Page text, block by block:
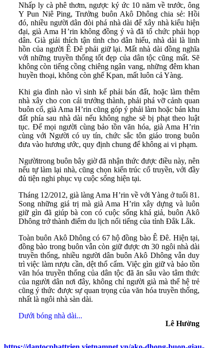
Nhấp ly cà phê thơm, ngược ký ức 10 năm về trước, ông
Y Pun Niê Ping, Trưởng buôn Akô Dhông chia sẻ: Hồi
đó, nhiều người dân đòi phá nhà dài để xây nhà kiểu hiện
đại, già Ama H’rin không đồng ý và đã tổ chức phải họp
dân. Già giải thích tận tình cho dân hiểu, nhà dài là linh
hồn của người Ê Đê phải giữ lại. Mất nhà dài đồng nghĩa
với những truyền thống tốt đẹp của dân tộc cũng mất. Sẽ
không còn tiếng cồng chiêng ngân vang, những đêm khan
huyền thoại, không còn ghế Kpan, mất luôn cả Yàng.
Khi gia đình nào vì sinh kế phải bán đất, hoặc làm thêm
nhà xây cho con cái trưởng thành, phải phá vỡ cảnh quan
buôn cổ, già Ama H’rin cũng góp ý phải làm hoặc bán khu
đất phía sau nhà dài nếu không nghe sẽ bị phạt theo luật
tục. Để mọi người cùng bảo tồn văn hóa, già Ama H’rin
cùng với Người có uy tín, chức sắc tôn giáo trong buôn
đưa vào hương ước, quy định chung để không ai vi phạm.
Ngườitrong buôn bây giờ đã nhận thức được điều này, nên
nếu tự làm lại nhà, cũng chọn kiến trúc cổ truyền, với đầy
đủ tiện nghi phục vụ cuộc sống hiện tại.
Tháng 12/2012, già làng Ama H’rin về với Yàng ở tuổi 81.
Song những giá trị mà già Ama H’rin xây dựng và luôn
giữ gìn đã giúp bà con có cuộc sống khá giả, buôn Akô
Dhông trở thành điểm du lịch nổi tiếng của tỉnh Đắk Lắk.
Toàn buôn Akô Dhông có 67 hộ đồng bào Ê Đê. Hiện tại,
đồng bào trong buôn vẫn còn giữ được ơn 30 ngôi nhà dài
truyền thống, nhiều người dân buôn Akô Dhông vẫn duy
trì việc làm rượu cần, dệt thổ cẩm. Việc gìn giữ và bảo tồn
văn hóa truyền thống của dân tộc đã ăn sâu vào tâm thức
của người dân nơi đây, không chỉ người già mà thế hệ trẻ
cũng ý thức được sự quan trọng của văn hóa truyền thống,
nhất là ngôi nhà sàn dài.
Dưới bóng nhà dài...
Lê Hường